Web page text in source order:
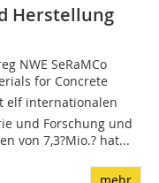
Herstellung
NWE SeRaMCo
for Concrete
elf internationalen
und Forschung und
von 7,3?Mio.? hat...